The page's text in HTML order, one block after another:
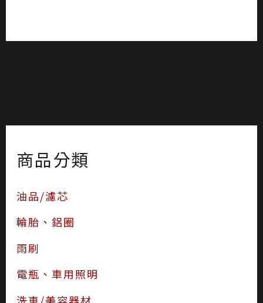
商品分類
油品/濾芯
輪胎、鋁圈
雨刷
電瓶、車用照明
洗車/美容器材